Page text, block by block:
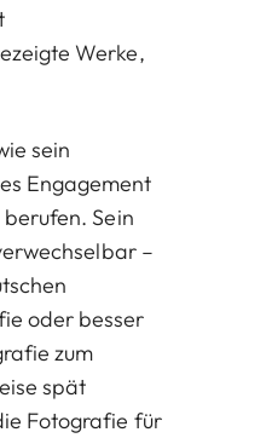
Werke,
sein
Engagement
Sein
–
oder besser
zum
spät
Fotografie für